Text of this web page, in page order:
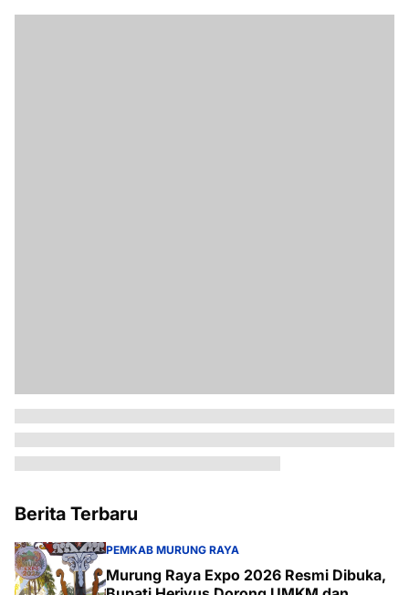
Berita Terbaru
PEMKAB MURUNG RAYA
Murung Raya Expo 2026 Resmi Dibuka,